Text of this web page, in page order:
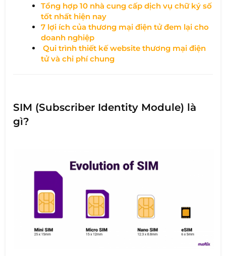
Tổng hợp 10 nhà cung cấp dịch vụ chữ ký số
tốt nhất hiện nay
7 lợi ích của thương mại điện tử đem lại cho
doanh nghiệp
Qui trình thiết kế website thương mại điện
tử và chi phí chung
SIM (Subscriber Identity Module) là
gì?